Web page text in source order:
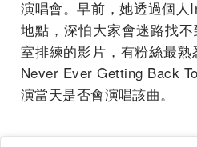
演唱會。早前，她透過個人
地點，深怕大家會迷路找
室排練的影片，有粉絲最
Never Ever Getting Back
演當天是否會演唱該曲。